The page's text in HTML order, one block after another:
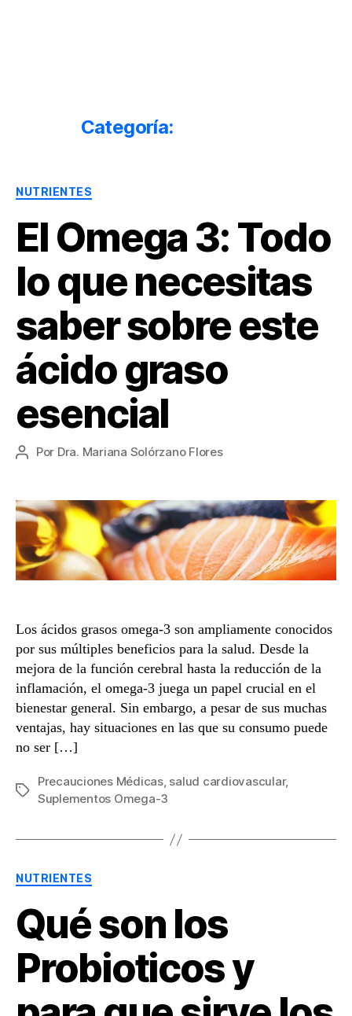
Salud
Nutrición
Categoría:
NUTRIENTES
El Omega 3: Todo
lo que necesitas
saber sobre este
ácido graso
esencial
Autor
entrada
Por Dra. Mariana Solórzano Flores
Los ácidos grasos omega-3 son ampliamente conocidos
por sus múltiples beneficios para la salud. Desde la
mejora de la función cerebral hasta la reducción de la
inflamación, el omega-3 juega un papel crucial en el
bienestar general. Sin embargo, a pesar de sus muchas
ventajas, hay situaciones en las que su consumo puede
no ser […]
Etiquetas
Precauciones Médicas, salud cardiovascular,
Suplementos Omega-3
NUTRIENTES
Qué son los
Probioticos y